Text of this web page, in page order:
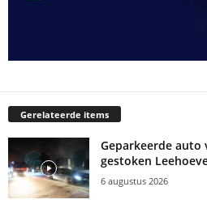
Gerelateerde items
Geparkeerde
gestoken
6 augustus 2026